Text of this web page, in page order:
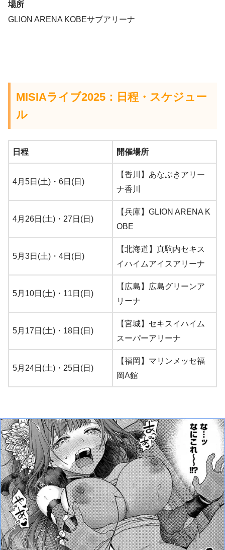
場所
GLION ARENA KOBEサブアリーナ
MISIAライブ2025：日程・スケジュー
ル
日程 開催場所
4月5日(土)・6日(日)
【香川】あなぶきアリー
ナ香川
4月26日(土)・27日(日)
【兵庫】GLION ARENA K
OBE
5月3日(土)・4日(日)
【北海道】真駒内セキス
イハイムアイスアリーナ
5月10日(土)・11日(日)
【広島】広島グリーンア
リーナ
5月17日(土)・18日(日)
【宮城】セキスイハイム
スーパーアリーナ
5月24日(土)・25日(日)
【福岡】マリンメッセ福
岡A館